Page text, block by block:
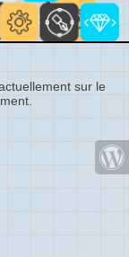
sur le